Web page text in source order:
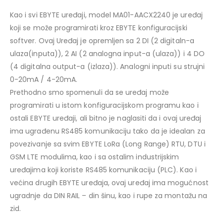
Kao i svi EBYTE uređaji, model MA01-AACX2240 je uređaj
koji se može programirati kroz EBYTE konfiguracijski
softver. Ovaj Uređaj je opremljen sa 2 DI (2 digitaln-a
ulaza(inputa)), 2 AI (2 analogna input-a (ulaza)) i 4 DO
(4 digitalna output-a (izlaza)). Analogni inputi su strujni
0-20mA / 4-20mA.
Prethodno smo spomenuli da se uređaj može
programirati u istom konfiguracijskom programu kao i
ostali EBYTE uređaji, ali bitno je naglasiti da i ovaj uređaj
ima ugrađenu RS485 komunikaciju tako da je idealan za
povezivanje sa svim EBYTE LoRa (Long Range) RTU, DTU i
GSM LTE modulima, kao i sa ostalim industrijskim
uređajima koji koriste RS485 komunikaciju (PLC). Kao i
većina drugih EBYTE uređaja, ovaj uređaj ima mogućnost
ugradnje da DIN RAIL – din šinu, kao i rupe za montažu na
zid.